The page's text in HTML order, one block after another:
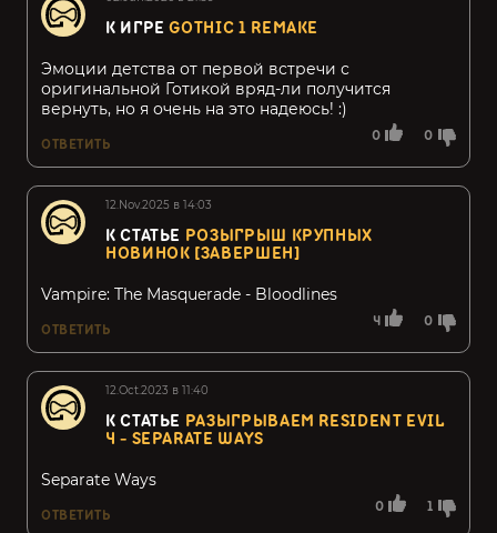
К ИГРЕGOTHIC 1 REMAKE
0 0
Эмоции детства от первой встречи с
оригинальной Готикой вряд-ли получится
вернуть, но я очень на это надеюсь! :)
ОТВЕТИТЬ
12.Nov.2025 в 14:03
К СТАТЬЕ РОЗЫГРЫШ КРУПНЫХ
НОВИНОК [ЗАВЕРШЕН]
4 0
Vampire: The Masquerade - Bloodlines
ОТВЕТИТЬ
12.Oct.2023 в 11:40
К СТАТЬЕ РАЗЫГРЫВАЕМ RESIDENT EVIL
4 - SEPARATE WAYS
0 1
Separate Ways
ОТВЕТИТЬ